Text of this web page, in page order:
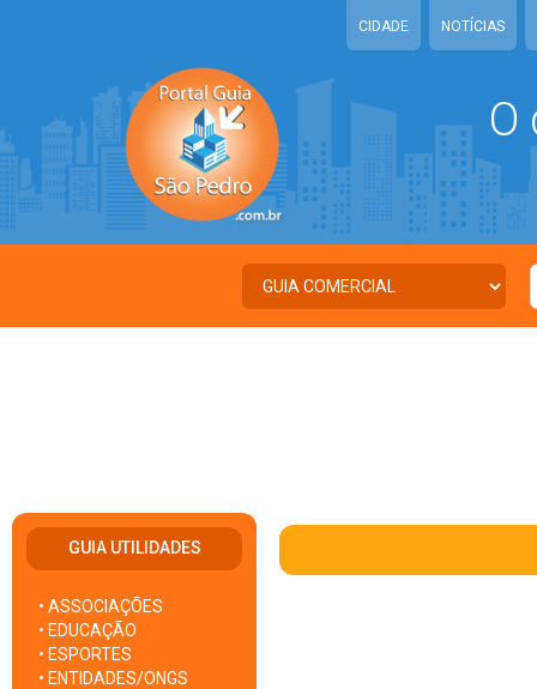
CIDADE NOTÍCIAS
O
GUIA UTILIDADES
• ASSOCIAÇÕES
• EDUCAÇÃO
• ESPORTES
• ENTIDADES/ONGS